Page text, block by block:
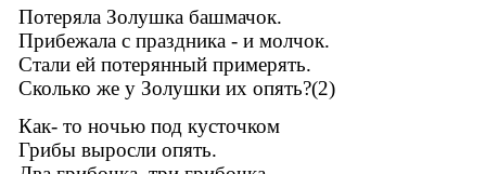
Потеряла Золушка башмачок.
Прибежала с праздника - и молчок.
Стали ей потерянный примерять.
Сколько же у Золушки их опять?(2)
Как- то ночью под кусточком
Грибы выросли опять.